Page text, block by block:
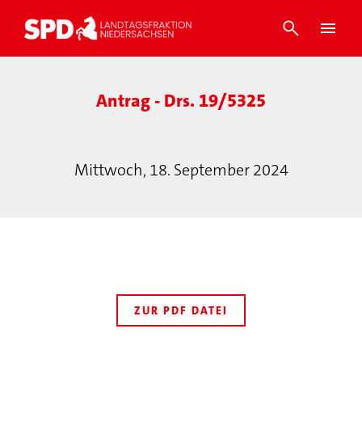
Antrag - Drs. 19/5325
Mittwoch, 18. September 2024
ZUR PDF DATEI